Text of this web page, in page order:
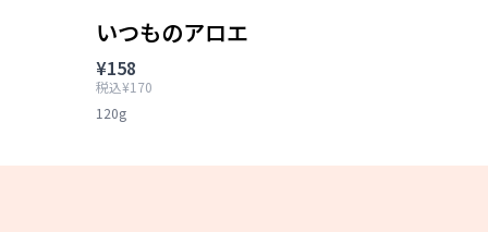
いつものアロエ
¥158
税込¥170
120g